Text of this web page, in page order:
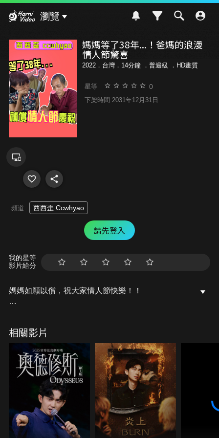
瀏覽
媽媽等了38年...！爸媽的浪漫
情人節驚喜️
2022．台灣．14分鐘 ． 普遍級 ．HD畫質
星等 0
下架時間 2031年12月31日
頻道 西西歪 Ccwhyao
請先登入
我的星等
影片給分
媽媽如願以償，祝大家情人節快樂！！
相關影片